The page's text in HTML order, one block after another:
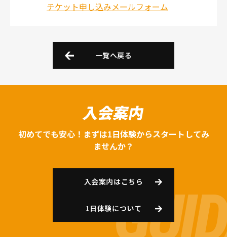
チケット申し込みメールフォーム
一覧へ戻る
入会案内
初めてでも安心！まずは1日体験からスタートしてみ
ませんか？
入会案内はこちら
1日体験について